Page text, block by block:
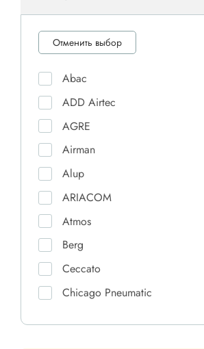
Отменить выбор
Abac
ADD Airtec
AGRE
Airman
Alup
ARIACOM
Atmos
Berg
Ceccato
Chicago Pneumatic